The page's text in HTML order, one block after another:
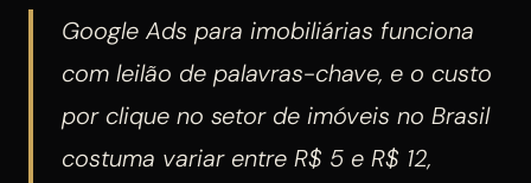
Google Ads para imobiliárias funciona
com leilão de palavras-chave, e o custo
por clique no setor de imóveis no Brasil
costuma variar entre R$ 5 e R$ 12,